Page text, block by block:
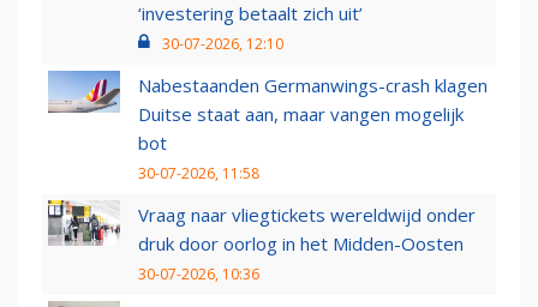
‘investering betaalt zich uit’
30-07-2026, 12:10
Nabestaanden Germanwings-crash klagen
Duitse staat aan, maar vangen mogelijk
bot
30-07-2026, 11:58
Vraag naar vliegtickets wereldwijd onder
druk door oorlog in het Midden-Oosten
30-07-2026, 10:36